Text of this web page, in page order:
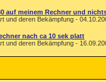
auf meinem Rechner und
und deren Bekämpfung -
nach ca 10 sek platt
und deren Bekämpfung -